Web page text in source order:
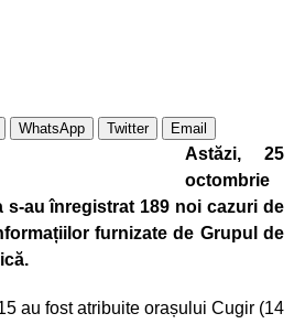
WhatsApp Twitter Email
Astăzi, 25
octombrie
s-au înregistrat 189 noi cazuri de
furnizate de Grupul de
au fost atribuite orașului Cugir (14